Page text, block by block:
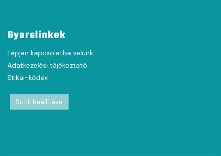
Gyorslinkek
Lépjen kapcsolatba velünk
Adatkezelési tájékoztató
Etikai-kódex
Sütik beállítása